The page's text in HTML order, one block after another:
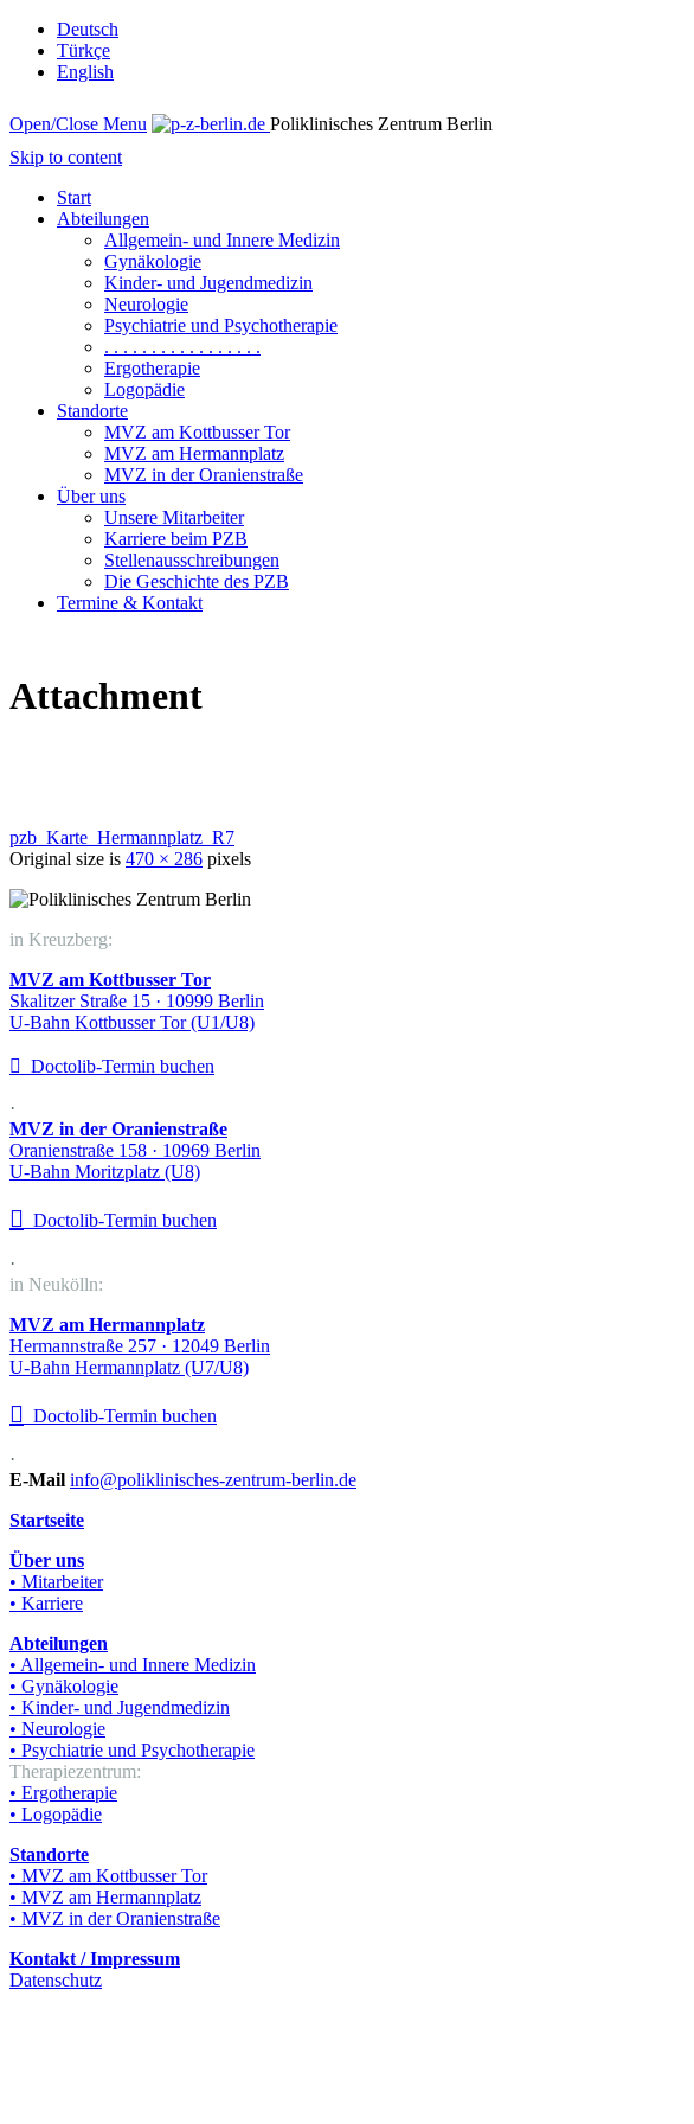
Deutsch
Türkçe
English
Open/Close Menu
Poliklinisches Zentrum Berlin
Skip to content
Start
Abteilungen
Allgemein- und Innere Medizin
Gynäkologie
Kinder- und Jugendmedizin
Neurologie
Psychiatrie und Psychotherapie
. . . . . . . . . . . . . . . . .
Ergotherapie
Logopädie
Standorte
MVZ am Kottbusser Tor
MVZ am Hermannplatz
MVZ in der Oranienstraße
Über uns
Unsere Mitarbeiter
Karriere beim PZB
Stellenausschreibungen
Die Geschichte des PZB
Termine & Kontakt
Attachment
pzb_Karte_Hermannplatz_R7
Original size is 470 × 286 pixels
in Kreuzberg:
MVZ am Kottbusser Tor
Skalitzer Straße 15 · 10999 Berlin
U-Bahn Kottbusser Tor (U1/U8)
 Doctolib-Termin buchen
·
MVZ in der Oranienstraße
Oranienstraße 158 · 10969 Berlin
U-Bahn Moritzplatz (U8)
 Doctolib-Termin buchen
·
in Neukölln:
MVZ am Hermannplatz
Hermannstraße 257 · 12049 Berlin
U-Bahn Hermannplatz (U7/U8)
 Doctolib-Termin buchen
·
E-Mail info@poliklinisches-zentrum-berlin.de
Startseite
Über uns
• Mitarbeiter
• Karriere
Abteilungen
• Allgemein- und Innere Medizin
• Gynäkologie
• Kinder- und Jugendmedizin
• Neurologie
• Psychiatrie und Psychotherapie
Therapiezentrum:
• Ergotherapie
• Logopädie
Standorte
• MVZ am Kottbusser Tor
• MVZ am Hermannplatz
• MVZ in der Oranienstraße
Kontakt / Impressum
Datenschutz